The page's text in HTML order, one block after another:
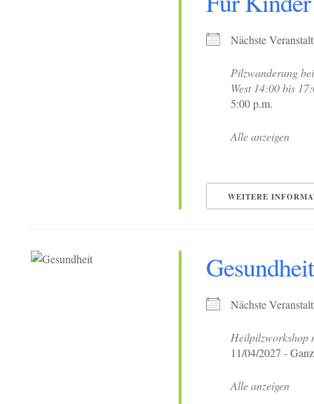
Nächste
Pilzwanderung
West 14:00 bis
5:00 p.m.
Alle anzeigen
WEITERE
Gesundheit
Nächste
Heilpilzworkshop
11/04/2027 -
Alle anzeigen